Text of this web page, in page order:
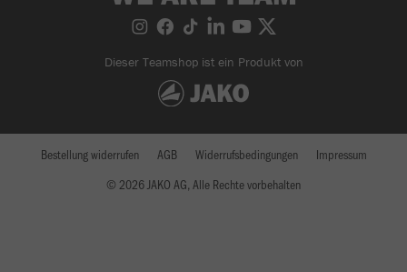
Dieser Teamshop ist ein Produkt von
© 2026 JAKO AG, Alle Rechte vorbehalten
Bestellung widerrufen AGB Widerrufsbedingungen Impressum